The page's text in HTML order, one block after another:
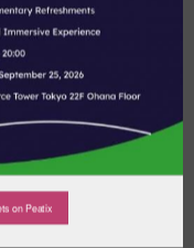
細をお伝えし、発
on Peatix